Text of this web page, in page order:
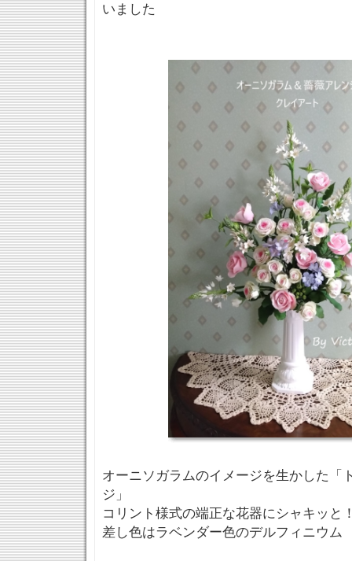
いました
オーニソガラムのイメージを生かした「
ジ」
コリント様式の端正な花器にシャキッと
差し色はラベンダー色のデルフィニウム